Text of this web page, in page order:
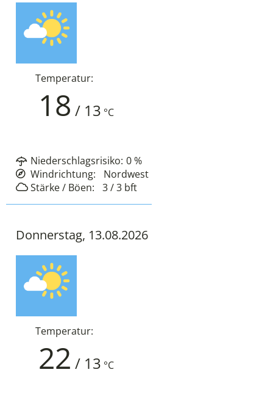
Temperatur:
18 / 13 °C
Niederschlagsrisiko: 0%
Stärke / Böen:
3 / 3 bft
Windrichtung: Nordwest
Donnerstag, 13.08.2026
Temperatur:
22 / 13 °C